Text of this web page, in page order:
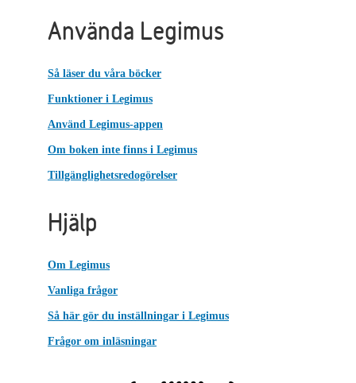
Använda Legimus
Så läser du våra böcker
Funktioner i Legimus
Använd Legimus-appen
Om boken inte finns i Legimus
Tillgänglighetsredogörelser
Hjälp
Om Legimus
Vanliga frågor
Så här gör du inställningar i Legimus
Frågor om inläsningar